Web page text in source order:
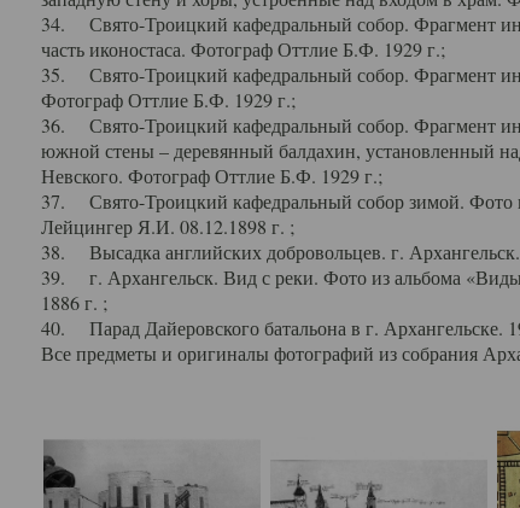
34. Свято-Троицкий кафедральный собор. Фрагмент
часть иконостаса. Фотограф Оттлие Б.Ф. 1929 г.;
35. Свято-Троицкий кафедральный собор. Фрагмент
Фотограф Оттлие Б.Ф. 1929 г.;
36. Свято-Троицкий кафедральный собор. Фрагмент
южной стены – деревянный балдахин, установленный
Невского. Фотограф Оттлие Б.Ф. 1929 г.;
37. Свято-Троицкий кафедральный собор зимой. Фото
Лейцингер Я.И. 08.12.1898 г. ;
38. Высадка английских добровольцев. г.
39. г. Архангельск. Вид с реки. Фото из альбома
1886 г. ;
40. Парад Дайеровского батальона в г. Архангельске.
Все предметы и оригиналы фотографий из собрания